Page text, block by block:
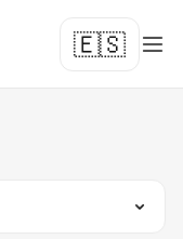
🇪🇸